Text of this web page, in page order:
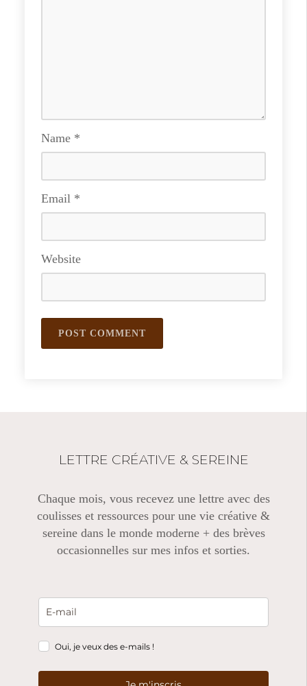
Name *
Email *
Website
LETTRE CRÉATIVE & SEREINE
Chaque mois, vous recevez une lettre avec des
coulisses et ressources pour une vie créative &
sereine dans le monde moderne + des brèves
occasionnelles sur mes infos et sorties.
Oui, je veux des e-mails !